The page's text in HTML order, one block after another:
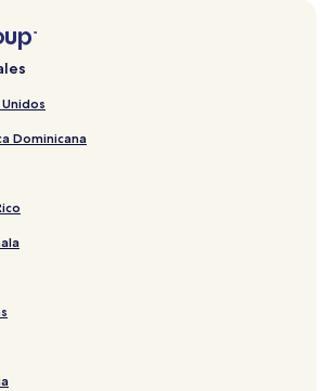
Cannes
en Cannes
de Playa de Garoupe
de tren Cannes
la ciudad de Antibes
Villeneuve-Loubet
de tren de Juan-les-Pins
Dominicana